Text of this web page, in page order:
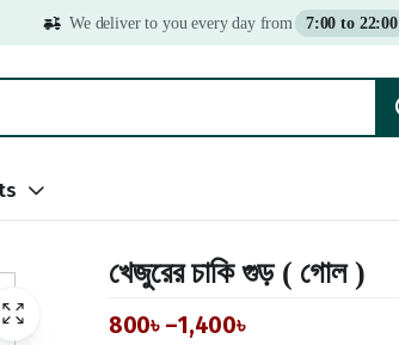
We deliver to you every day from 7:00 to 22:00
খেজুরের চাকি গুড় ( গোল )
800৳ –1,400৳